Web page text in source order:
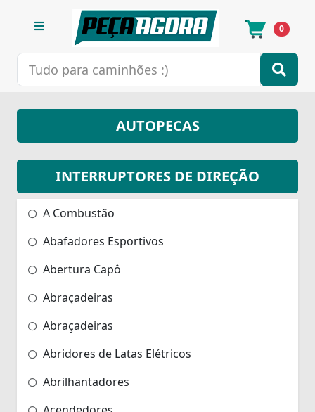
0
AUTOPECAS
INTERRUPTORES DE DIREÇÃO
A Combustão
Abafadores Esportivos
Abertura Capô
Abraçadeiras
Abraçadeiras
Abridores de Latas Elétricos
Abrilhantadores